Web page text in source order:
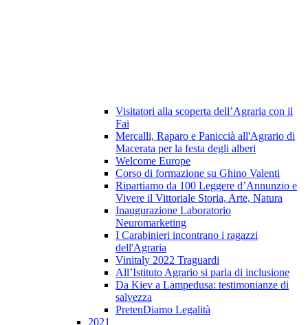
Visitatori alla scoperta dell’Agraria con il
Fai
Mercalli, Raparo e Paniccià all'Agrario di
Macerata per la festa degli alberi
Welcome Europe
Corso di formazione su Ghino Valenti
Ripartiamo da 100 Leggere d’Annunzio e
Vivere il Vittoriale Storia, Arte, Natura
Inaugurazione Laboratorio
Neuromarketing
I Carabinieri incontrano i ragazzi
dell'Agraria
Vinitaly 2022 Traguardi
All’Istituto Agrario si parla di inclusione
Da Kiev a Lampedusa: testimonianze di
salvezza
PretenDiamo Legalità
2021